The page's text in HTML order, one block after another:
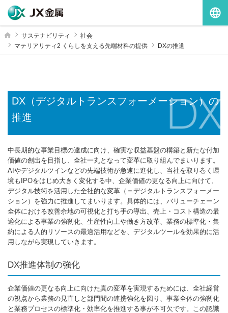
ホームサステナビリティ
社会
マテリアリティ2 くらしを支える先端材料の提供
DXの推進
DX（デジタルトランスフォーメーション）の
推進
中長期的な事業目標の達成に向け、確実な収益基盤の構築と新たな付加
価値の創出を目指し、全社一丸となって変革に取り組んでまいります。
AIやデジタルツインなどの先端技術が急速に進化し、当社を取り巻く環
境もIPOをはじめ大きく変化する中、企業価値の更なる向上に向けて、
デジタル技術を活用した全社的な変革（＝デジタルトランスフォーメー
ション）を強力に推進してまいります。具体的には、バリューチェーン
全体における改善余地の可視化と打ち手の導出、売上・コスト構造の最
適化による事業の強靭化、生産性向上や働き方改革、業務の標準化・集
約による人的リソースの最適活用などを、デジタルツールを効果的に活
用しながら実現していきます。
DX推進体制の強化
企業価値の更なる向上に向けた真の変革を実現するためには、全社経営
の視点から業務の見直しと部門間の連携強化を図り、事業全体の強靭化
と業務プロセスの標準化・効率化を推進する事が不可欠です。この認識